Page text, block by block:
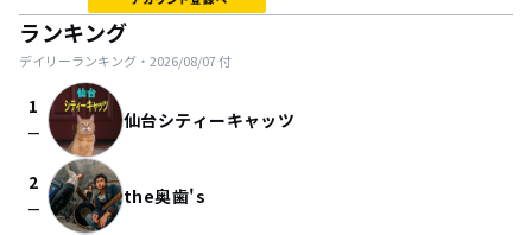
ランキング
デイリーランキング・ 2026/08/07付
1
check_indeterminate_small 仙台シティーキャッツ
2
check_indeterminate_small the奥歯's